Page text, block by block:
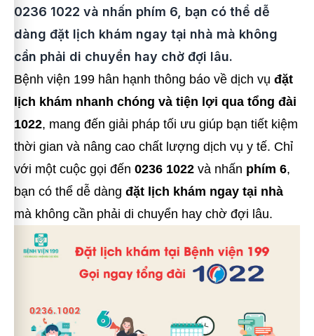
0236 1022 và nhấn phím 6, bạn có thể dễ
dàng đặt lịch khám ngay tại nhà mà không
cần phải di chuyển hay chờ đợi lâu.
Bệnh viện 199 hân hạnh thông báo về dịch vụ đặt
lịch khám nhanh chóng và tiện lợi qua tổng đài
1022, mang đến giải pháp tối ưu giúp bạn tiết kiệm
thời gian và nâng cao chất lượng dịch vụ y tế. Chỉ
với một cuộc gọi đến 0236 1022 và nhấn phím 6,
bạn có thể dễ dàng đặt lịch khám ngay tại nhà
mà không cần phải di chuyển hay chờ đợi lâu.